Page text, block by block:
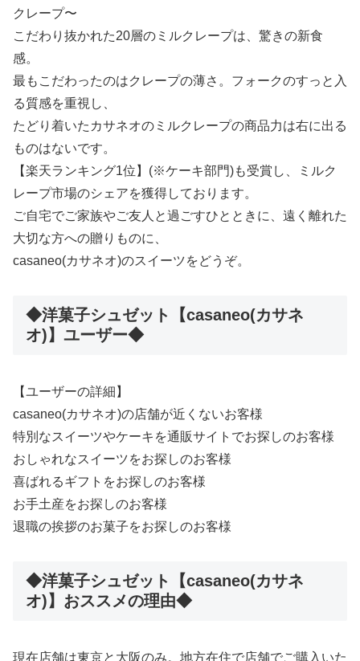
クレープ〜
こだわり抜かれた20層のミルクレープは、驚きの新食
感。
最もこだわったのはクレープの薄さ。フォークのすっと入
る質感を重視し、
たどり着いたカサネオのミルクレープの商品力は右に出る
ものはないです。
【楽天ランキング1位】(※ケーキ部門)も受賞し、ミルク
レープ市場のシェアを獲得しております。
ご自宅でご家族やご友人と過ごすひとときに、遠く離れた
大切な方への贈りものに、
casaneo(カサネオ)のスイーツをどうぞ。
◆洋菓子シュゼット【casaneo(カサネ
オ)】ユーザー◆
【ユーザーの詳細】
casaneo(カサネオ)の店舗が近くないお客様
特別なスイーツやケーキを通販サイトでお探しのお客様
おしゃれなスイーツをお探しのお客様
喜ばれるギフトをお探しのお客様
お手土産をお探しのお客様
退職の挨拶のお菓子をお探しのお客様
◆洋菓子シュゼット【casaneo(カサネ
オ)】おススメの理由◆
現在店舗は東京と大阪のみ。地方在住で店舗でご購入いた